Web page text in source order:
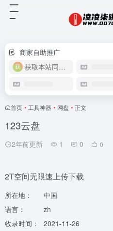
商家自助推广
获取本站同款主题
首页 • 工具神器 • 网盘 • 正文
123云盘
2年前更新 1 0 0
2T空间无限速上传下载
所在地：
中国
语言：
zh
收录时间：
2021-11-26